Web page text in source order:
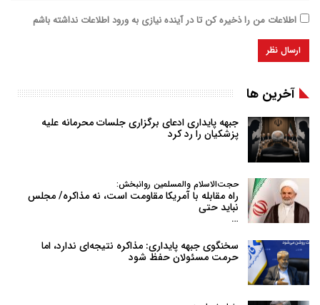
اطلاعات من را ذخیره کن تا در آینده نیازی به ورود اطلاعات نداشته باشم
آخرین ها
جبهه پایداری ادعای برگزاری جلسات محرمانه علیه
پزشکیان را رد کرد
حجت‌الاسلام والمسلمین روانبخش:
راه مقابله با آمریکا مقاومت است، نه مذاکره/ مجلس
نباید حتی
…
سخنگوی جبهه پایداری: مذاکره نتیجه‌ای ندارد، اما
حرمت مسئولان حفظ شود